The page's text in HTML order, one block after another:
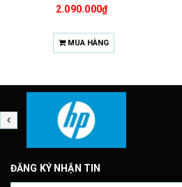
2.090.000₫
MUA HÀNG
ĐĂNG KÝ NHẬN TIN